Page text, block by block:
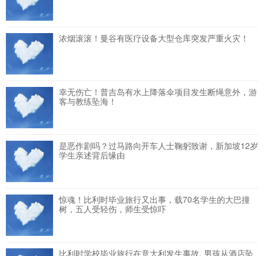
浓烟滚滚！曼谷有医疗设备大型仓库突发严重火灾！
幸无伤亡！普吉岛有水上降落伞项目发生断绳意外，游
客与教练坠海！
是恶作剧吗？过马路向开车人士鞠躬致谢，新加坡12岁
学生亲述背后缘由
惊魂！比利时毕业旅行又出事，载70名学生的大巴撞
树，五人受轻伤，师生受惊吓
比利时学校毕业旅行在意大利发生事故, 男孩从酒店坠